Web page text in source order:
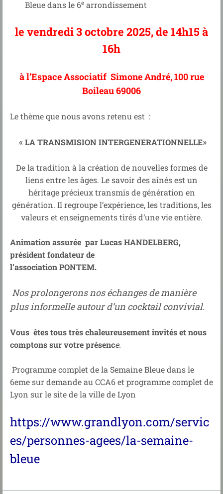
Bleue dans le 6earrondissement
le vendredi 3 octobre 2025, de 14h15 à
16h
à l’Espace Associatif Simone André,100 rue
Boileau 69006
Le thème que nous avons retenu est :
« LA TRANSMISION INTERGENERATIONNELLE»
De la tradition à la création de nouvelles formes de
liens entre les âges. Le savoir des aînés est un
héritage précieux transmis de génération en
génération. Il regroupe l’expérience, les traditions, les
valeurs et enseignements tirés d’une vie entière.
Animation assurée par Lucas HANDELBERG,
président fondateur de
l’association PONTEM.
Nos prolongerons nos échanges de manière
plus informelle autour d’un cocktail convivial.
Vous êtes tous très chaleureusement invités et nous
comptons sur votre présence.
Programme complet de la Semaine Bleue dans le
6eme sur demande au CCA6 et programme complet de
Lyon sur le site de la ville de Lyon
https://www.grandlyon.com/servic
es/personnes-agees/la-semaine-
bleue